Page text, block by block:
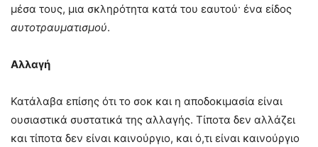
μέσα τους, μια σκληρότητα κατά του εαυτού· ένα είδος
αυτoτραυματισμού.
Αλλαγή
Κατάλαβα επίσης ότι το σοκ και η αποδοκιμασία είναι
ουσιαστικά συστατικά της αλλαγής. Τίποτα δεν αλλάζει
και τίποτα δεν είναι καινούργιο, και ό,τι είναι καινούργιο